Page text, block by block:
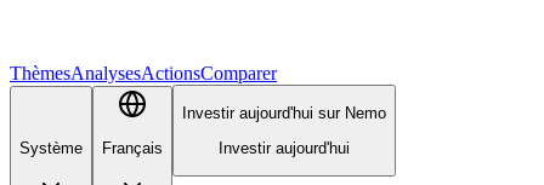
ThèmesAnalysesActionsComparer
Système Français
Investir aujourd'hui sur Nemo
Investir aujourd'hui